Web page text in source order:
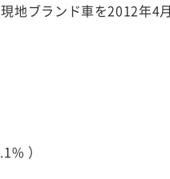
地ブランド車を2012年4
）